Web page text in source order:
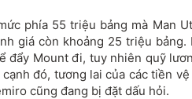
phía 55 triệu bảng mà Man
giá còn khoảng 25 triệu bảng.
đẩy Mount đi, tuy nhiên quỹ
cạnh đó, tương lai của các tiền
cũng đang bị đặt dấu hỏi.